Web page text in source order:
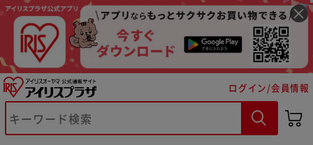
ログイン/会員情報
※ご確認ください
カートに入れる